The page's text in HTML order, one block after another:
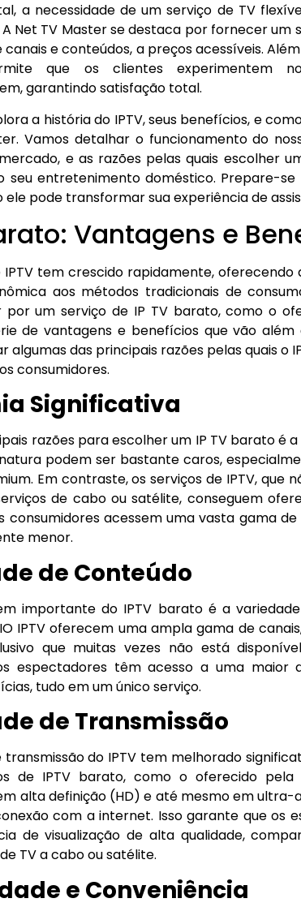
a necessidade de um serviço de TV
Net TV Master se destaca por fornecer um
e conteúdos, a preços acessíveis. Além
que os clientes experimentem
garantindo satisfação total.
a história do IPTV, seus benefícios, e
Vamos detalhar o funcionamento do
e as razões pelas quais escolher
seu entretenimento doméstico. Prepare-
pode transformar sua experiência de
Vantagens e
tem crescido rapidamente,
aos métodos tradicionais de
por um serviço de IP TV barato, como o
de vantagens e benefícios que vão além
algumas das principais razões pelas quais o
consumidores.
Significativa
razões para escolher um IP TV barato é
podem ser bastante caros,
Em contraste, os serviços de IPTV, que
de cabo ou satélite, conseguem
consumidores acessem uma vasta gama
menor.
de Conteúdo
importante do IPTV barato é a
IPTV oferecem uma ampla gama de
que muitas vezes não está
espectadores têm acesso a uma maior
tudo em um único serviço.
de Transmissão
transmissão do IPTV tem melhorado
de IPTV barato, como o oferecido pela
alta definição (HD) e até mesmo em
com a internet. Isso garante que os
de visualização de alta qualidade,
TV a cabo ou satélite.
e Conveniência